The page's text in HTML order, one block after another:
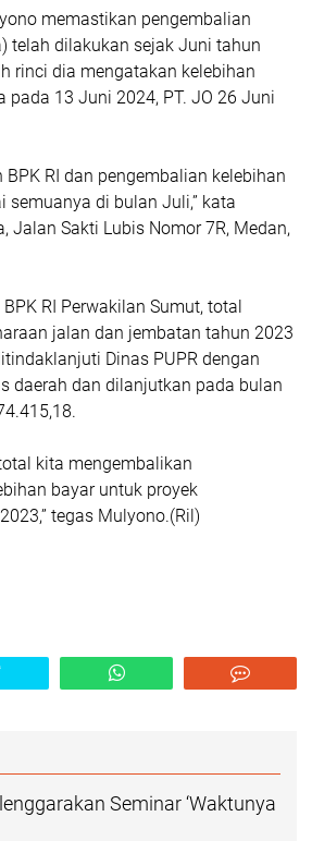
memastikan pengembalian
telah dilakukan sejak Juni tahun
rinci dia mengatakan kelebihan
pada 13 Juni 2024, PT. JO 26 Juni
RI dan pengembalian kelebihan
semuanya di bulan Juli,” kata
Sakti Lubis Nomor 7R, Medan,
RI Perwakilan Sumut, total
jalan dan jembatan tahun 2023
Dinas PUPR dengan
daerah dan dilanjutkan pada bulan
kita mengembalikan
bayar untuk proyek
tegas Mulyono.(Ril)
Seminar ‘Waktunya